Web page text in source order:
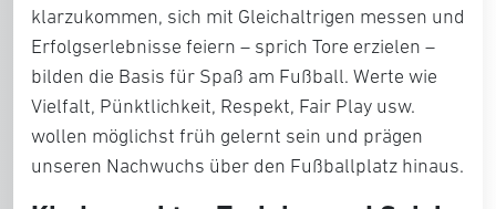
klarzukommen, sich mit Gleichaltrigen messen und
Erfolgserlebnisse feiern – sprich Tore erzielen –
bilden die Basis für Spaß am Fußball. Werte wie
Vielfalt, Pünktlichkeit, Respekt, Fair Play usw.
wollen möglichst früh gelernt sein und prägen
unseren Nachwuchs über den Fußballplatz hinaus.